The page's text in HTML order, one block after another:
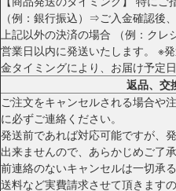
（例：銀行振込）⇒ご入金確認後
上記以外の決済の場合 （例：ク
営業日以内に発送いたします。 ※
金タイミングにより、お届け予定
返品、交
ご注文をキャンセルされる場合や
に必ずご連絡ください。
発送前であれば対応可能ですが、
出来ませんので、あらかじめご了
前連絡のないキャンセルは一切承
送料など実費請求させて頂きます